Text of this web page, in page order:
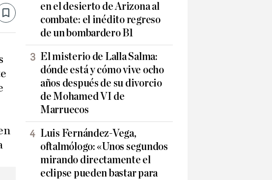
Save
en el desierto de Arizona al
combate: el inédito regreso
de un bombardero B1
El misterio de Lalla Salma:
dónde está y cómo vive ocho
años después de su divorcio
de Mohamed VI de
Marruecos
Luis Fernández-Vega,
oftalmólogo: «Unos segundos
mirando directamente el
eclipse pueden bastar para